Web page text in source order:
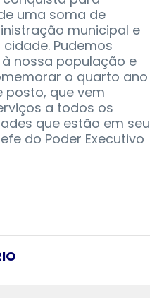
uma soma de
municipal e
Pudemos
nossa população e
o quarto ano
posto, que vem
a todos os
que estão em seu
do Poder Executivo